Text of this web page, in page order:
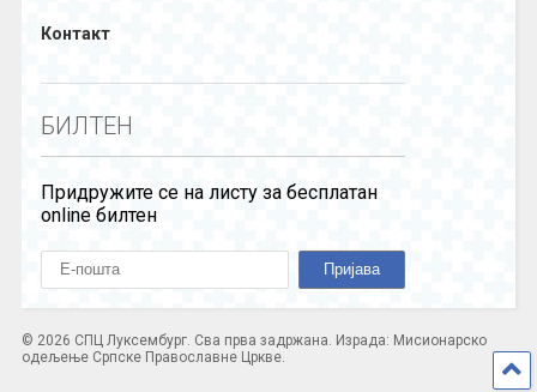
Контакт
БИЛТЕН
Придружите се на листу за бесплатан
online билтен
© 2026 СПЦ Луксембург. Сва прва задржана. Израда: Мисионарско
одељење Српске Православне Цркве.